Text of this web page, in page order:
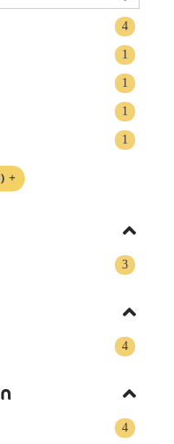
4
1
1
1
1
3
4
4